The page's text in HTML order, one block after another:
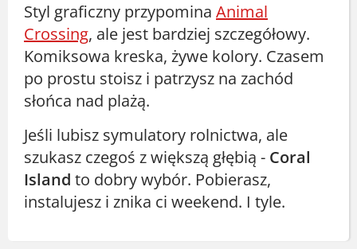
Styl graficzny przypomina Animal
Crossing, ale jest bardziej szczegółowy.
Komiksowa kreska, żywe kolory. Czasem
po prostu stoisz i patrzysz na zachód
słońca nad plażą.
Jeśli lubisz symulatory rolnictwa, ale
szukasz czegoś z większą głębią - Coral
Island to dobry wybór. Pobierasz,
instalujesz i znika ci weekend. I tyle.